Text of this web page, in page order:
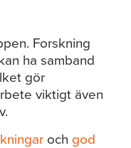
Forskning
ha samband
gör
viktigt även
och god